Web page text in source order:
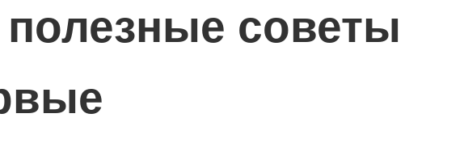
советы